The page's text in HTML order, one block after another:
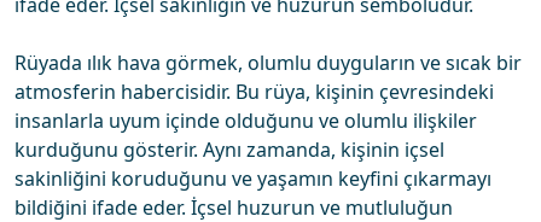
Rüyada ılık hava görmek, olumlu duyguların ve sıcak bir
atmosferin habercisidir. Bu rüya, kişinin çevresindeki
insanlarla uyum içinde olduğunu ve olumlu ilişkiler
kurduğunu gösterir. Aynı zamanda, kişinin içsel
sakinliğini koruduğunu ve yaşamın keyfini çıkarmayı
bildiğini ifade eder. İçsel huzurun ve mutluluğun